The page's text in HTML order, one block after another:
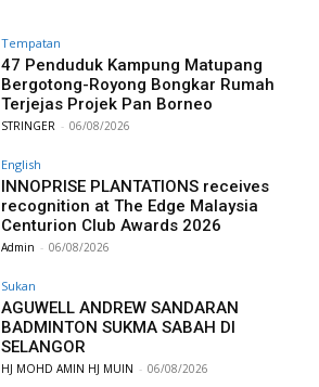
Tempatan
47 Penduduk Kampung Matupang
Bergotong-Royong Bongkar Rumah
Terjejas Projek Pan Borneo
STRINGER - 06/08/2026
English
INNOPRISE PLANTATIONS receives
recognition at The Edge Malaysia
Centurion Club Awards 2026
Admin - 06/08/2026
Sukan
AGUWELL ANDREW SANDARAN
BADMINTON SUKMA SABAH DI
SELANGOR
HJ MOHD AMIN HJ MUIN - 06/08/2026